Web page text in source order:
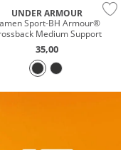
UNDER ARMOUR
Sport-BH Armour®
Medium Support
35,00